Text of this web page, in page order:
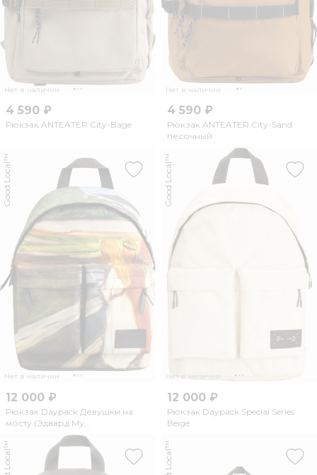
Нет в наличии
4 590 ₽
Рюкзак ANTEATER City-Bage
Нет в наличии
4 590 ₽
Рюкзак ANTEATER City-Sand
песочный
Нет в наличии
Good Local™
12 000 ₽
Рюкзак Daypack Девушки на
мосту (Эдвард Му...
Нет в наличии
Good Local™
12 000 ₽
Рюкзак Daypack Special Series
Beige